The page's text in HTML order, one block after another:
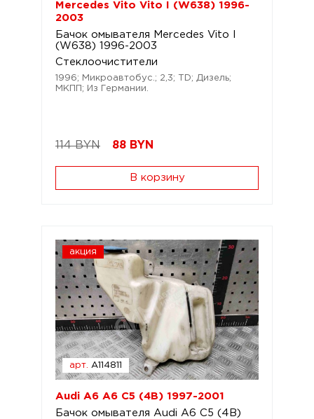
Mercedes Vito Vito I (W638) 1996-
2003
Бачок омывателя Mercedes Vito I
(W638) 1996-2003
Стеклоочистители
1996; Микроавтобус.; 2,3; TD; Дизель;
МКПП; Из Германии.
114 BYN 88 BYN
В корзину
акция
арт. A114811
Audi A6 A6 C5 (4B) 1997-2001
Бачок омывателя Audi A6 C5 (4B)